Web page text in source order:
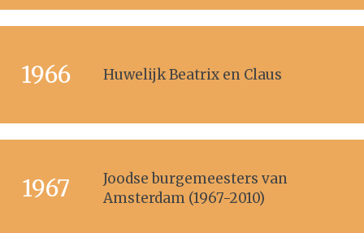
1966 Huwelijk Beatrix en Claus
1967
Joodse burgemeesters van
Amsterdam (1967-2010)